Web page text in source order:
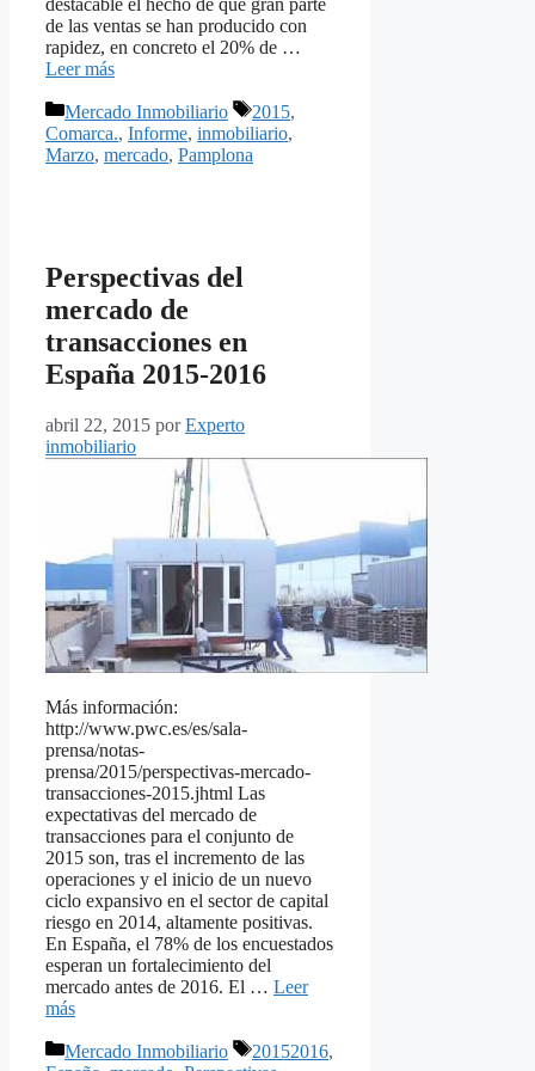
destacable el hecho de que gran parte
de las ventas se han producido con
rapidez, en concreto el 20% de …
Leer más
Categorías
Mercado Inmobiliario Etiquetas
2015,
Comarca., Informe, inmobiliario,
Marzo, mercado, Pamplona
Perspectivas del
mercado de
transacciones en
España 2015-2016
abril 22, 2015 porExperto
inmobiliario
Más información:
http://www.pwc.es/es/sala-
prensa/notas-
prensa/2015/perspectivas-mercado-
transacciones-2015.jhtml Las
expectativas del mercado de
transacciones para el conjunto de
2015 son, tras el incremento de las
operaciones y el inicio de un nuevo
ciclo expansivo en el sector de capital
riesgo en 2014, altamente positivas.
En España, el 78% de los encuestados
esperan un fortalecimiento del
mercado antes de 2016. El … Leer
más
Categorías
Mercado Inmobiliario Etiquetas
20152016,